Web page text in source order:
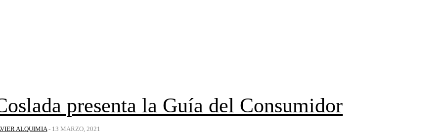
presenta la Guía del Consumidor
ALQUIMIA - 13 MARZO, 2021